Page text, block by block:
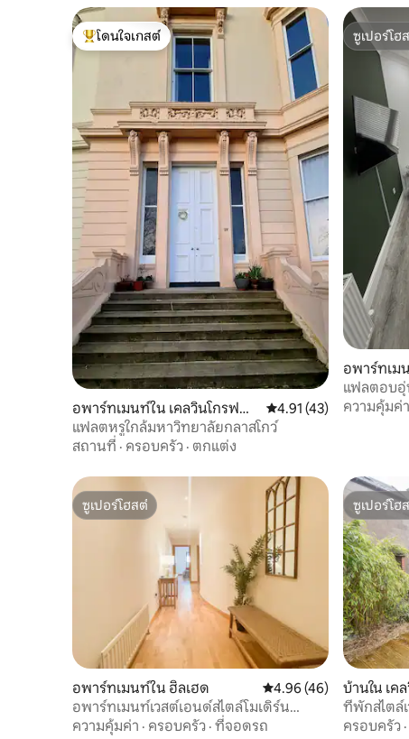
โดนใจเกสต์ที่สุด
โดนใจเกสต์
อพาร์ทเมนท์ใน เคลวินโกรฟพา
ร์ค
คะแนนเฉลี่ย 4.91 จาก
4.91 (43)
แฟลตหรูใกล้มหาวิทยาลัยกลาสโกว์
สถานที่ · ครอบครัว · ตกแต่ง
ซูเปอร์โฮ
ซูเปอร์โฮ
อพาร์ทเม
แฟลตอบ
ความคุ้มค่า
ซูเปอร์โฮสต์
ซูเปอร์โฮสต์
อพาร์ทเมนท์ใน ฮิลเฮด คะแนนเฉลี่ย 4.96 จาก 5,
4.96 (46)
อพาร์ทเมนท์เวสต์เอนด์สไตล์โมเดิร์น
หรูหรา
ความคุ้มค่า · ครอบครัว · ที่จอดรถ
ซูเปอร์โฮ
ซูเปอร์โฮ
บ้านใน เค
ที่พักสไตล์
ครอบครัว ·